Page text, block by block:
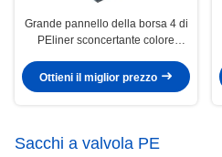
Grande pannello della borsa 4 di
PEliner sconcertante colore
forma di
Ottieni il miglior prezzo
Sacchi a valvola PE